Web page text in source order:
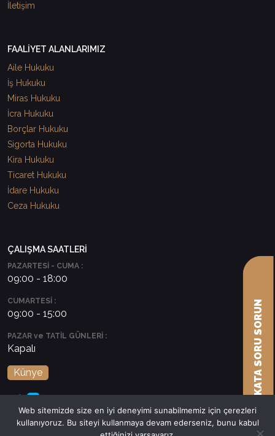
İletişim
FAALİYET ALANLARIMIZ
Aile Hukuku
İş Hukuku
Miras Hukuku
İcra Hukuku
Borçlar Hukuku
Sigorta Hukuku
Kira Hukuku
Ticaret Hukuku
İdare Hukuku
Ceza Hukuku
ÇALIŞMA SAATLERİ
PAZARTESİ - CUMA :
09:00 - 18:00
CUMARTESİ :
09:00 - 15:00
PAZAR ve TATİL GÜNLERİ :
Kapalı
Künye
Web sitemizde size en iyi deneyimi sunabilmemiz için çerezleri
kullanıyoruz. Bu siteyi kullanmaya devam ederseniz, bunu kabul
AVUKATA SORU SORUN